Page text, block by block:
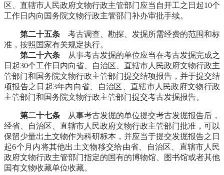
区、直辖市人民政府文物行政主管部门应当自开工之日起10个
工作日内向国务院文物行政主管部门补办审批手续。
第二十五条 考古调查、勘探、发掘所需经费的范围和标
准，按照国家有关规定执行。
第二十六条 从事考古发掘的单位应当在考古发掘完成之
日起30个工作日内向省、自治区、直辖市人民政府文物行政主
管部门和国务院文物行政主管部门提交结项报告，并于提交结
项报告之日起3年内向省、自治区、直辖市人民政府文物行政
主管部门和国务院文物行政主管部门提交考古发掘报告。
第二十七条 从事考古发掘的单位提交考古发掘报告后，
经省、自治区、直辖市人民政府文物行政主管部门批准，可以
保留少量出土文物作为科研标本，并应当于提交发掘报告之日
起6个月内将其他出土文物移交给由省、自治区、直辖市人民
政府文物行政主管部门指定的国有的博物馆、图书馆或者其他
国有文物收藏单位收藏。